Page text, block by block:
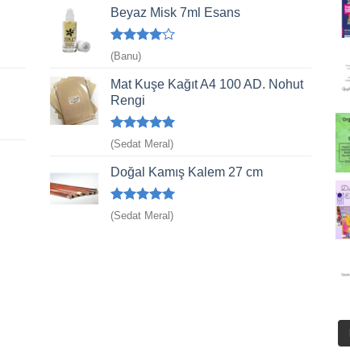
Beyaz Misk 7ml Esans
5
üzerinden
4oy aldı
(Banu)
Mat Kuşe Kağıt A4 100 AD. Nohut
Rengi
5 üzerinden
5
(Sedat Meral)
Doğal Kamış Kalem 27 cm
5 üzerinden
5
(Sedat Meral)